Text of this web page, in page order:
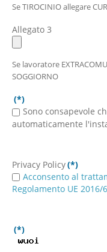
Se TIROCINIO allegare
Allegato 3
Se lavoratore
SOGGIORNO
(*)
Sono consapevole
automaticamente
Privacy Policy(*)
Acconsento al
Regolamento UE 2016/
(*)